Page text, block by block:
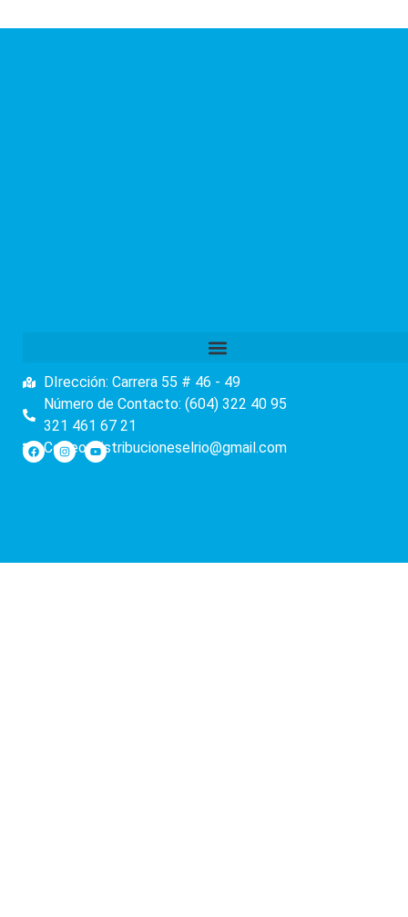
DIrección: Carrera 55 # 46 - 49
Número de Contacto: (604) 322 40 95
321 461 67 21
Correo: distribucioneselrio@gmail.com